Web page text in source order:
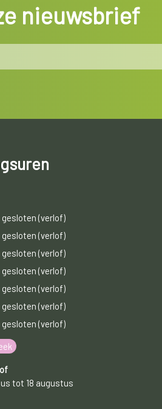
nieuwsbrief
gesloten (verlof)
gesloten (verlof)
gesloten (verlof)
gesloten (verlof)
gesloten (verlof)
gesloten (verlof)
gesloten (verlof)
tot 18 augustus